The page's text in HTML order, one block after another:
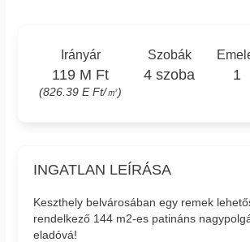
Irányár
119 M Ft
(826.39 E Ft/㎡)
Szobák
4 szoba 1
INGATLAN LEÍRÁSA
Keszthely belvárosában egy remek
rendelkező 144 m2-es patináns
eladóvá!